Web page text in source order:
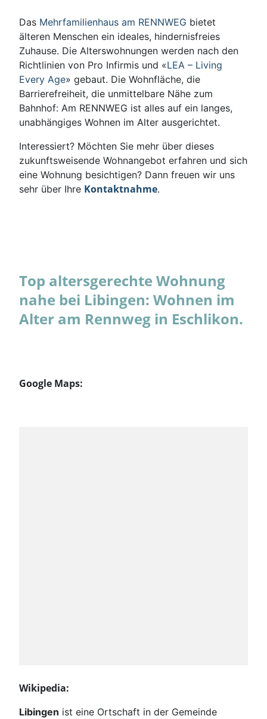
Das Mehrfamilienhaus am RENNWEG bietet
älteren Menschen ein ideales, hindernisfreies
Zuhause. Die Alterswohnungen werden nach den
Richtlinien von Pro Infirmis und «LEA – Living
Every Age» gebaut. Die Wohnfläche, die
Barrierefreiheit, die unmittelbare Nähe zum
Bahnhof: Am RENNWEG ist alles auf ein langes,
unabhängiges Wohnen im Alter ausgerichtet.
Interessiert? Möchten Sie mehr über dieses
zukunftsweisende Wohnangebot erfahren und sich
eine Wohnung besichtigen? Dann freuen wir uns
sehr über Ihre Kontaktnahme.
Top altersgerechte Wohnung
nahe bei Libingen: Wohnen im
Alter am Rennweg in Eschlikon.
Google Maps:
Wikipedia:
Libingen ist eine Ortschaft in der Gemeinde